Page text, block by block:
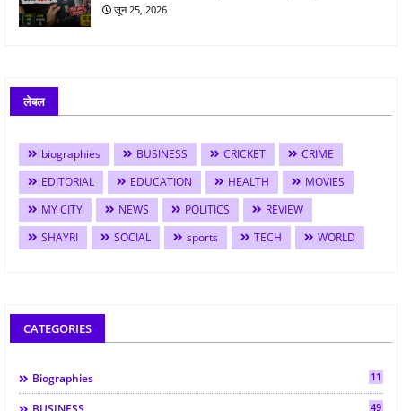
जून 25, 2026
लेबल
biographies BUSINESS CRICKET
CRIME
EDITORIAL
EDUCATION HEALTH
MOVIES
MY CITY
NEWS POLITICS
REVIEW
SHAYRI
SOCIAL sports TECH WORLD
CATEGORIES
Biographies 11
49